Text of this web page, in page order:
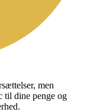
men
til dine penge og